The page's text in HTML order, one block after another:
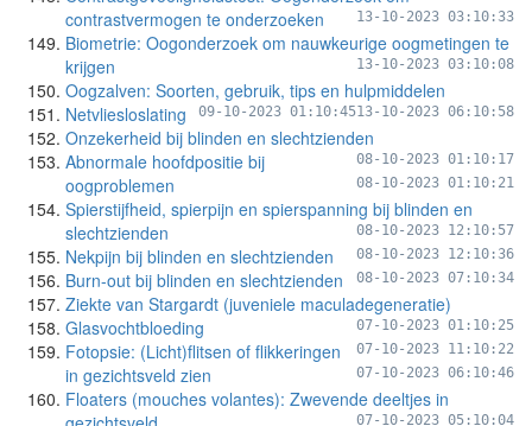
contrastvermogen te onderzoeken
13-10-2023 03:10:33
Biometrie: Oogonderzoek om nauwkeurige oogmetingen te
krijgen
13-10-2023 03:10:08
Oogzalven: Soorten, gebruik, tips en hulpmiddelen
13-10-2023 06:10:58
Netvliesloslating 09-10-2023 01:10:45
Onzekerheid bij blinden en slechtzienden
08-10-2023 01:10:17
Abnormale hoofdpositie bij
oogproblemen
08-10-2023 01:10:21
Spierstijfheid, spierpijn en spierspanning bij blinden en
slechtzienden
08-10-2023 12:10:57
Nekpijn bij blinden en slechtzienden 08-10-2023 12:10:36
Burn-out bij blinden en slechtzienden 08-10-2023 07:10:34
Ziekte van Stargardt (juveniele maculadegeneratie)
07-10-2023 01:10:25
Glasvochtbloeding
07-10-2023 11:10:22
Fotopsie: (Licht)flitsen of flikkeringen
in gezichtsveld zien
07-10-2023 06:10:46
Floaters (mouches volantes): Zwevende deeltjes in
07-10-2023 05:10:04